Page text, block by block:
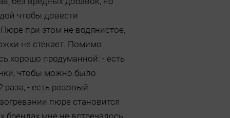
чтобы довести
при этом не водянистое,
не стекает. Помимо
хорошо продуманной: - есть
чтобы можно было
- есть розовый
пюре становится
брендах мне не встречалось.